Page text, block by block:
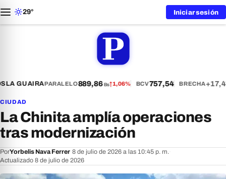
29° Iniciar sesión
LA GUAIRAPARALELO889,86Bs↑1,06% BCV757,54 BRECHA
CIUDAD
La Chinita amplía operaciones
tras modernización
PorYorbelis Nava Ferrer 8 de julio de 2026 a las 10:45 p. m.
Actualizado 8 de julio de 2026